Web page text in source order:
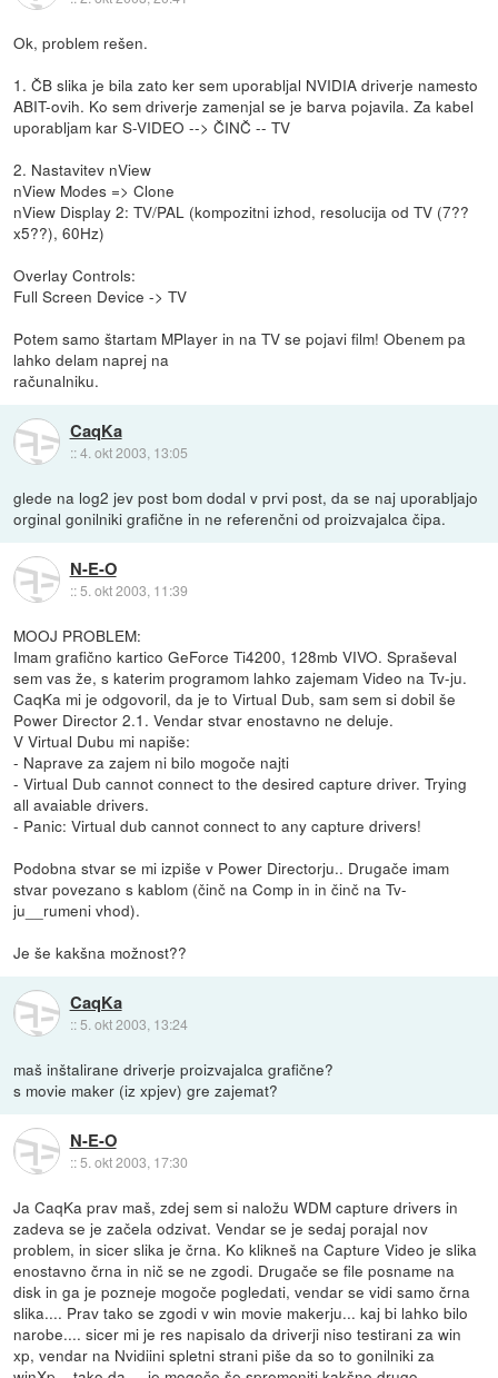
Ok, problem rešen.
1. ČB slika je bila zato ker sem uporabljal NVIDIA driverje namesto
ABIT-ovih. Ko sem driverje zamenjal se je barva pojavila. Za kabel
uporabljam kar S-VIDEO --> ČINČ -- TV
2. Nastavitev nView
nView Modes => Clone
nView Display 2: TV/PAL (kompozitni izhod, resolucija od TV (7??
x5??), 60Hz)
Overlay Controls:
Full Screen Device -> TV
Potem samo štartam MPlayer in na TV se pojavi film! Obenem pa
lahko delam naprej na
računalniku.
CaqKa
::4. okt 2003, 13:05
glede na log2 jev post bom dodal v prvi post, da se naj uporabljajo
orginal gonilniki grafične in ne referenčni od proizvajalca čipa.
N-E-O
::5. okt 2003, 11:39
MOOJ PROBLEM:
Imam grafično kartico GeForce Ti4200, 128mb VIVO. Spraševal
sem vas že, s katerim programom lahko zajemam Video na Tv-ju.
CaqKa mi je odgovoril, da je to Virtual Dub, sam sem si dobil še
Power Director 2.1. Vendar stvar enostavno ne deluje.
V Virtual Dubu mi napiše:
- Naprave za zajem ni bilo mogoče najti
- Virtual Dub cannot connect to the desired capture driver. Trying
all avaiable drivers.
- Panic: Virtual dub cannot connect to any capture drivers!
Podobna stvar se mi izpiše v Power Directorju.. Drugače imam
stvar povezano s kablom (činč na Comp in in činč na Tv-
ju__rumeni vhod).
Je še kakšna možnost??
CaqKa
:: 5. okt 2003, 13:24
maš inštalirane driverje proizvajalca grafične?
s movie maker (iz xpjev) gre zajemat?
N-E-O
::5. okt 2003, 17:30
Ja CaqKa prav maš, zdej sem si naložu WDM capture drivers in
zadeva se je začela odzivat. Vendar se je sedaj porajal nov
problem, in sicer slika je črna. Ko klikneš na Capture Video je slika
enostavno črna in nič se ne zgodi. Drugače se file posname na
disk in ga je pozneje mogoče pogledati, vendar se vidi samo črna
slika.... Prav tako se zgodi v win movie makerju... kaj bi lahko bilo
narobe.... sicer mi je res napisalo da driverji niso testirani za win
xp, vendar na Nvidiini spletni strani piše da so to gonilniki za